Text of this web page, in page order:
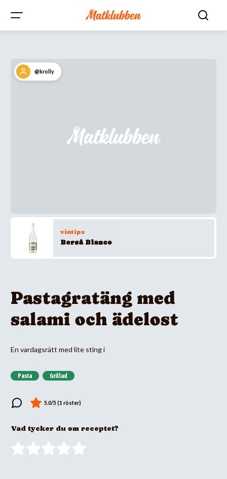
@krolly
vintips
Berså Bianco
Pastagratäng med
salami och ädelost
En vardagsrätt med lite sting i
Pasta Grillad
Vad tycker du om receptet?